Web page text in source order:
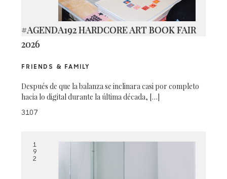
#AGENDA192 HARDCORE ART BOOK FAIR
2026
FRIENDS & FAMILY
Después de que la balanza se inclinara casi por completo
hacia lo digital durante la última década, […]
3107
1
9
2